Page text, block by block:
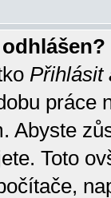
Přihlásit
práce
Abyste
Toto